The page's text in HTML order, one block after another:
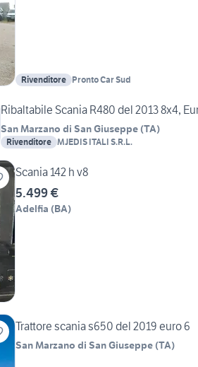
Rivenditore Pronto Car Sud
Ribaltabile Scania R480 del 2013 8x4,
San Marzano di San Giuseppe (TA)
Rivenditore MJEDIS ITALI S.R.L.
Scania 142 h v8
5.499 €
Adelfia (BA)
Trattore scania s650 del 2019 euro 6
San Marzano di San Giuseppe (TA)